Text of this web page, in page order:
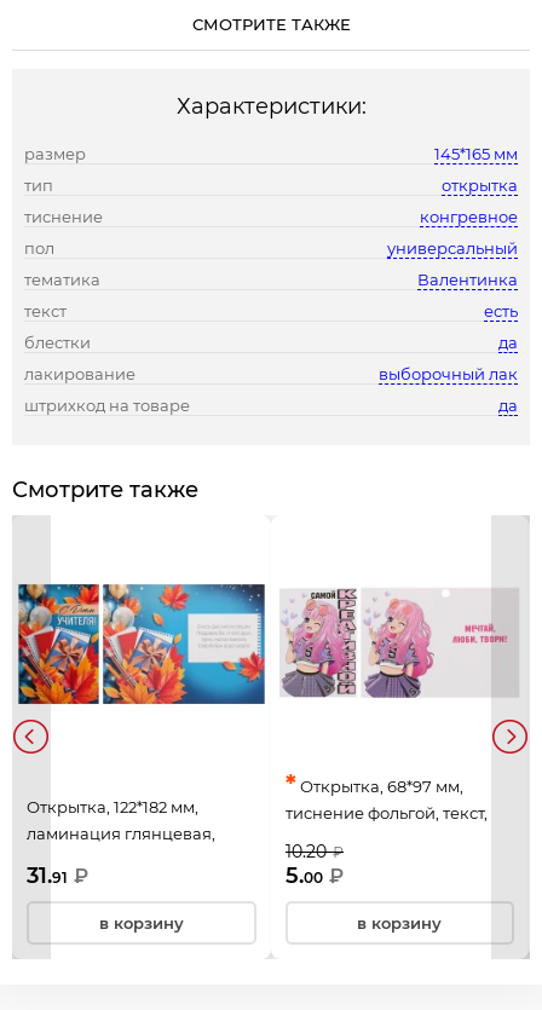
СМОТРИТЕ ТАКЖЕ
Характеристики:
размер
145*165 мм
тип
открытка
тиснение
конгревное
пол
универсальный
тематика
Валентинка
текст
есть
блестки
да
лакирование
выборочный лак
штрихкод на товаре
да
Смотрите также
Открытка, 122*182 мм,
ламинация глянцевая,
Империя поздравлений,
31.91 ₽
в корзину
*Открытка, 68*97 мм,
тиснение фольгой, текст,
поздравлений, 083.255
10.20 ₽
5.00 ₽
в корзину